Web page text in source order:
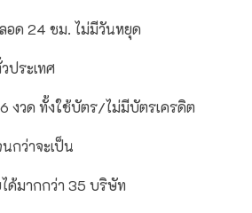
อด 24 ชม. ไม่มีวันหยุด
ประเทศ
งวด ทั้งใช้บัตร/ไม่มีบัตรเครดิต
กว่าจะเป็น
ด้มากกว่า 35 บริษัท